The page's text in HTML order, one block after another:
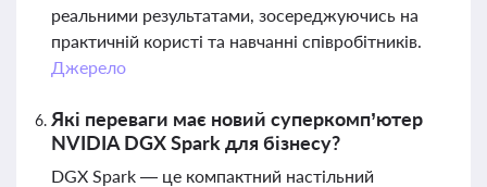
реальними результатами, зосереджуючись на
практичній користі та навчанні співробітників.
Джерело
Які переваги має новий суперкомп’ютер
NVIDIA DGX Spark для бізнесу?
DGX Spark — це компактний настільний